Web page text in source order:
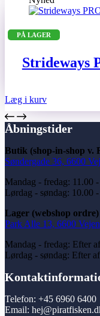
flere
varianter.
kan
på
varesiden
PÅ LAGER
Strideways
Læg i kurv
Åbningstider
Butik (shop-in-shop v.
Søndergade 36, 6600
Mandag - fredag: 11.00
Lørdag - søndag: 10.00
Lager (webshop ordre)
Park Alle 13, 6600 Vejen
Mandag - fredag: Efter
Lørdag - søndag: Efter
Telefon: +45 6960 6400
Email: